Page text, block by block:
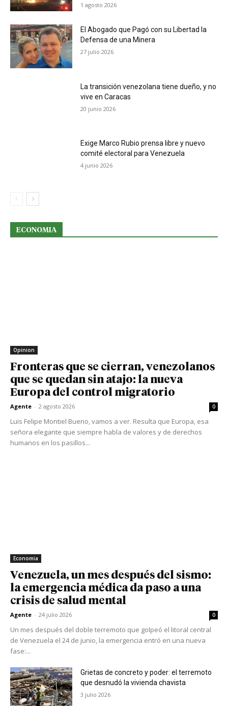
1 agosto 2026
El Abogado que Pagó con su Libertad la
Defensa de una Minera
27 julio 2026
La transición venezolana tiene dueño, y no
vive en Caracas
20 junio 2026
Exige Marco Rubio prensa libre y nuevo
comité electoral para Venezuela
4 junio 2026
ECONOMIA
Opinion
Fronteras que se cierran, venezolanos
que se quedan sin atajo: la nueva
Europa del control migratorio
Agente - 2 agosto 2026 0
Luis Felipe Montiel Bueno, vamos a ver. Resulta que Europa, esa
señora elegante que siempre habla de valores y de derechos
humanos en los pasillos...
Economia
Venezuela, un mes después del sismo:
la emergencia médica da paso a una
crisis de salud mental
Agente - 24 julio 2026 0
Un mes después del doble terremoto que golpeó el litoral central
de Venezuela el 24 de junio, la emergencia entró en una nueva
fase:...
Grietas de concreto y poder: el terremoto
que desnudó la vivienda chavista
3 julio 2026